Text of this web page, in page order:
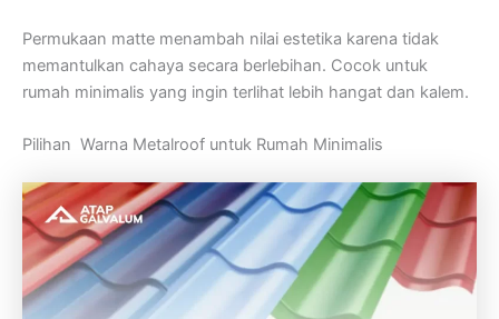
Permukaan matte menambah nilai estetika karena tidak
memantulkan cahaya secara berlebihan. Cocok untuk
rumah minimalis yang ingin terlihat lebih hangat dan kalem.
Pilihan Warna Metalroof untuk Rumah Minimalis